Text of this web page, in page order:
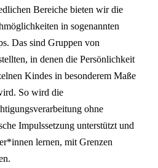
Bereiche bieten wir die
in sogenannten
Das sind Gruppen von
in denen die Persönlichkeit
Kindes in besonderem Maße
So wird die
ohne
Impulssetzung unterstützt und
lernen, mit Grenzen